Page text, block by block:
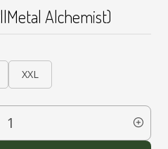
Alchemist)
XXL